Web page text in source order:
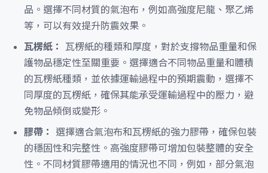
品。選擇不同材質的氣泡布，例如高強度尼龍、聚乙烯
等，可以有效提升防震效果。
瓦楞紙：
瓦楞紙的種類和厚度，對於支撐物品重量和保
護物品穩定性至關重要。選擇適合不同物品重量和體積
的瓦楞紙種類，並依據運輸過程中的預期震動，選擇不
同厚度的瓦楞紙，確保其能承受運輸過程中的壓力，避
免物品傾倒或變形。
膠帶：
選擇適合氣泡布和瓦楞紙的強力膠帶，確保包裝
的穩固性和完整性。高強度膠帶可增加包裝整體的安全
性。不同材質膠帶適用的情況也不同，例如，部分氣泡